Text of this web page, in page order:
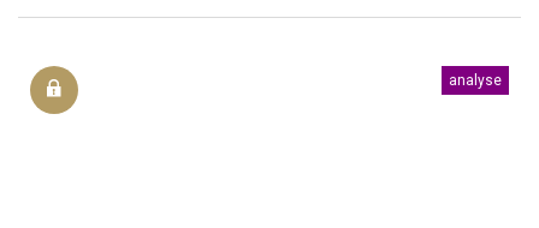
analyse